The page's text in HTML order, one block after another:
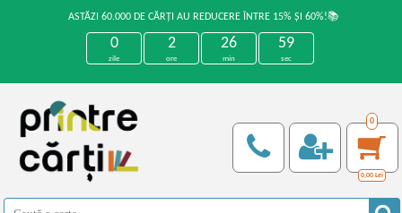
ASTĂZI 60.000 DE CĂRȚI AU REDUCERE ÎNTRE 15% ȘI 60%!📚
0
zile
2
ore
26
min
58
sec
0
0,00 Lei